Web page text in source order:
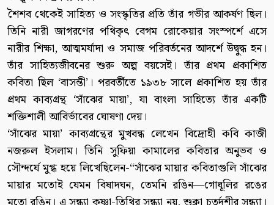
শৈশব থেকেই সাহিত্য ও সংস্কৃতির প্রতি তাঁর গভীর আকর্ষণ ছিল।
তিনি নারী জাগরণের পথিকৃৎ বেগম রোকেয়ার সংস্পর্শে এসে
নারীর শিক্ষা, আত্মমর্যাদা ও সমাজ পরিবর্তনের আদর্শে উদ্বুদ্ধ হন।
তাঁর সাহিত্যজীবনের শুরু অল্প বয়সেই। তাঁর প্রথম প্রকাশিত
কবিতা ছিল ‘বাসন্তী’। পরবর্তীতে ১৯৩৮ সালে প্রকাশিত হয় তাঁর
প্রথম কাব্যগ্রন্থ ‘সাঁঝের মায়া’, যা বাংলা সাহিত্যে তাঁর একটি
শক্তিশালী আবির্ভাবের ঘোষণা দেয়।
‘সাঁঝের মায়া’ কাব্যগ্রন্থের মুখবন্ধ লেখেন বিদ্রোহী কবি কাজী
নজরুল ইসলাম। তিনি সুফিয়া কামালের কবিতার অনুভব ও
সৌন্দর্যে মুগ্ধ হয়ে লিখেছিলেন-“সাঁঝের মায়ার কবিতাগুলি সাঁঝের
মায়ার মতোই যেমন বিষাদঘন, তেমনি রঙিন—গোধূলির রঙের